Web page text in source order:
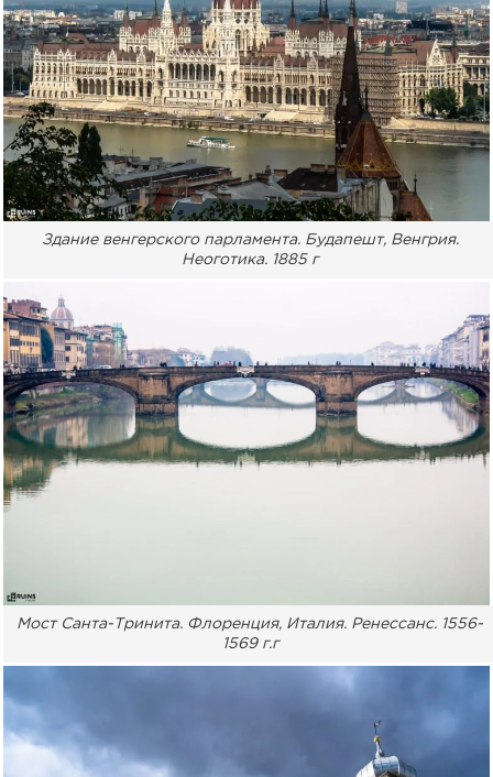
Здание венгерского парламента. Будапешт, Венгрия.
Неоготика. 1885 г
Мост Санта-Тринита. Флоренция, Италия. Ренессанс. 1556-
1569 г.г